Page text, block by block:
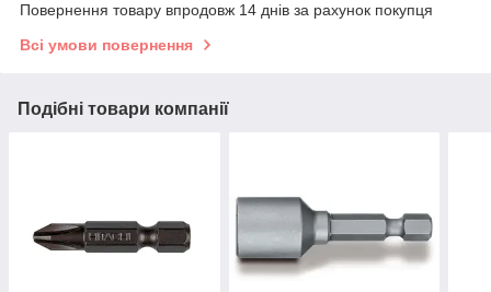
Повернення товару впродовж 14 днів за рахунок покупця
Всі умови повернення
Подібні товари компанії